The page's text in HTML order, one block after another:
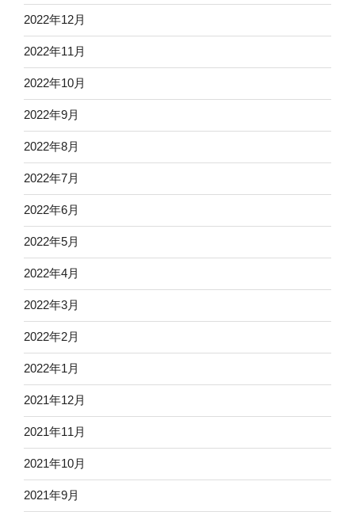
2022年12月
2022年11月
2022年10月
2022年9月
2022年8月
2022年7月
2022年6月
2022年5月
2022年4月
2022年3月
2022年2月
2022年1月
2021年12月
2021年11月
2021年10月
2021年9月